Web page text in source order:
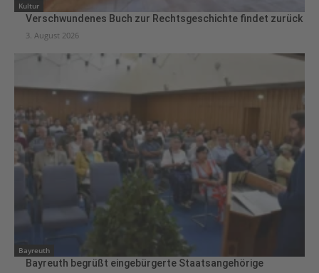
Kultur
Verschwundenes Buch zur Rechtsgeschichte findet zurück
3. August 2026
Bayreuth
Bayreuth begrüßt eingebürgerte Staatsangehörige